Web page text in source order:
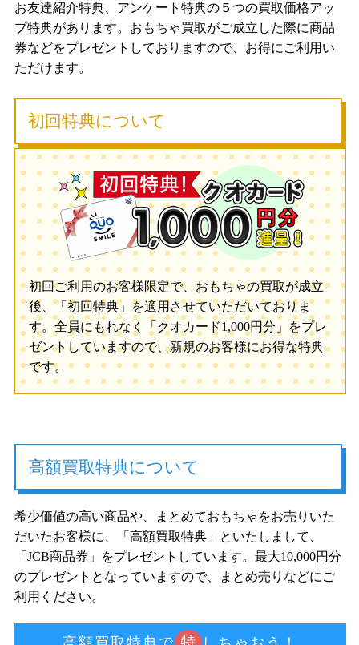
お友達紹介特典、アンケート特典の５つの買取価格アッ
プ特典があります。おもちゃ買取がご成立した際に商品
券などをプレゼントしておりますので、お得にご利用い
ただけます。
初回特典について
初回ご利用のお客様限定で、おもちゃの買取が成立
後、「初回特典」を適用させていただいておりま
す。全員にもれなく「クオカード1,000円分」をプレ
ゼントしていますので、新規のお客様にお得な特典
です。
高額買取特典について
希少価値の高い商品や、まとめておもちゃをお売りいた
だいたお客様に、「高額買取特典」といたしまして、
「JCB商品券」をプレゼントしています。最大10,000円分
のプレゼントとなっていますので、まとめ売りなどにご
利用ください。
特